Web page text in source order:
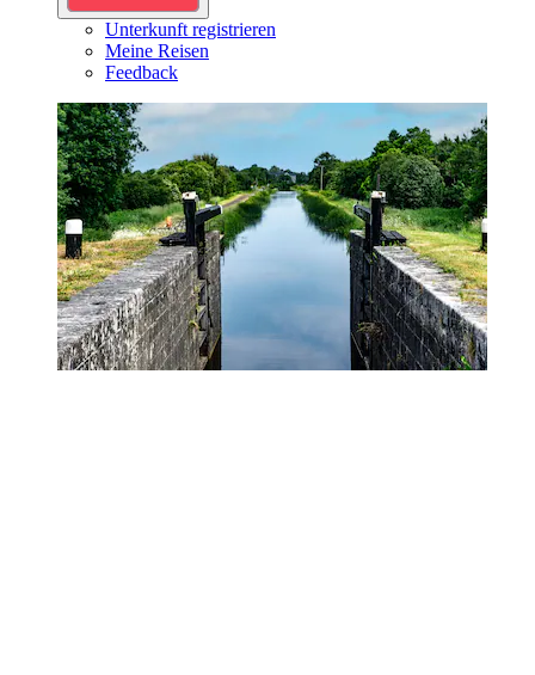
Unterkunft registrieren
Meine Reisen
Feedback